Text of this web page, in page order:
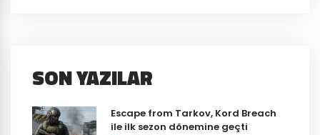
SON YAZILAR
Escape from Tarkov, Kord Breach
ile ilk sezon dönemine geçti